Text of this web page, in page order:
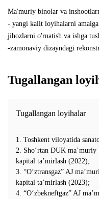
Ma'muriy binolar va
- yangi kalit loyihalarni
jihozlarni o'rnatish va ishga
-zamonaviy dizayndagi
Tugallangan
Tugallangan loyihalar
1. Toshkent viloyatida
2. Sho‘rtan DUK
kapital ta’mirlash (2022);
3. “O‘ztransgaz” AJ
kapital ta’mirlash (2023);
4. “O‘zbekneftgaz” AJ